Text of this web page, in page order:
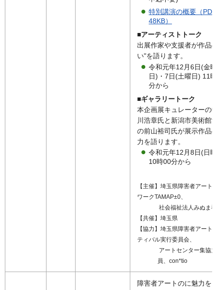
特別講演の概要（
48KB）
■アーティストトーク
出展作家や支援者が作品
い"を語ります。
令和元年12月6日(金曜
日)・7日(土曜日) 11
分から
■ギャラリートーク
本企画展キュレーターの
川浩章氏と新潟市美術館
の前山裕司氏が展示作品
力を語ります。
令和元年12月8日(日
10時00分から
【主催】埼玉県障害者アート
ワークTAMAP±0、
社会福祉法人みぬま
【共催】埼玉県
【協力】埼玉県障害者アート
ティバル実行委員会、
アートセンター集協
員、con*tio
障害者アートのに魅力を